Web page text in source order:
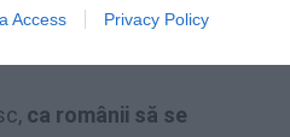
Access Privacy Policy
României faţă de
ca românii să se